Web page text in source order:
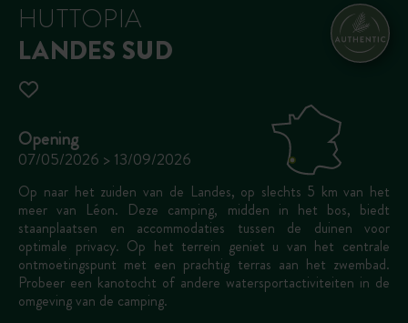
HUTTOPIA
LANDES SUD
Opening
07/05/2026 > 13/09/2026
Op naar het zuiden van de Landes, op slechts 5 km van het
meer van Léon. Deze camping, midden in het bos, biedt
staanplaatsen en accommodaties tussen de duinen voor
optimale privacy. Op het terrein geniet u van het centrale
ontmoetingspunt met een prachtig terras aan het zwembad.
Probeer een kanotocht of andere watersportactiviteiten in de
omgeving van de camping.